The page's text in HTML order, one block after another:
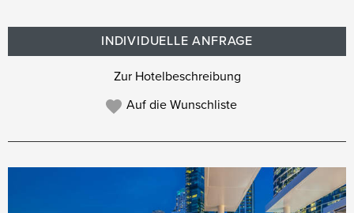
INDIVIDUELLE ANFRAGE
Zur Hotelbeschreibung
Auf die Wunschliste